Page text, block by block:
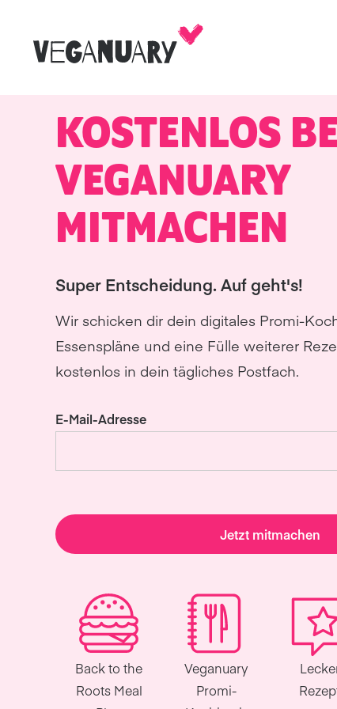
KOSTENLOS
VEGANUARY
MITMACHEN
Super Entscheidung. Auf geht's!
Wir schicken dir dein digitales Promi-
Essenspläne und eine Fülle weiterer
kostenlos in dein tägliches Postfach.
E-Mail-Adresse
Jetzt mitmachen
Back to the
Roots Meal
Veganuary
Promi-